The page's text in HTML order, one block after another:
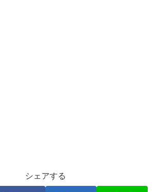
シェアする